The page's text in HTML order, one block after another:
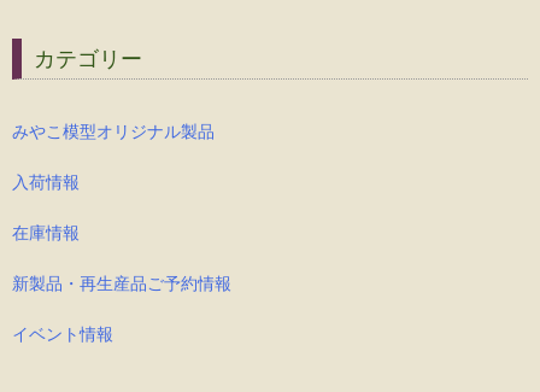
カテゴリー
みやこ模型オリジナル製品
入荷情報
在庫情報
新製品・再生産品ご予約情報
イベント情報